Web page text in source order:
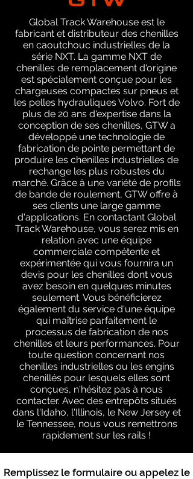
Global Track Warehouse est le
fabricant et distributeur des chenilles
en caoutchouc industrielles de la
série NXT. La gamme NXT de
chenilles de remplacement d'origine
est spécialement conçue pour les
chargeuses compactes sur pneus et
les pelles hydrauliques Volvo. Fort de
plus de 20 ans d'expertise dans la
conception de ses chenilles, GTW a
développé une technologie de
fabrication de pointe permettant de
produire les chenilles industrielles de
rechange les plus robustes du
marché. Grâce à une variété de profils
de bande de roulement, GTW offre à
ses clients une large gamme
d'applications. En contactant Global
Track Warehouse, vous serez mis en
relation avec une équipe
commerciale compétente et
expérimentée qui vous fournira un
devis pour les chenilles dont vous
avez besoin en quelques minutes
seulement. Vous bénéficierez
également du service d'une équipe
qui maîtrise parfaitement le
processus de fabrication de nos
chenilles et leurs performances. Pour
toute question concernant nos
chenilles industrielles ou les engins
chenillés pour lesquels elles sont
conçues, n'hésitez pas à nous
contacter. Avec des entrepôts situés
dans l'Idaho, l'Illinois, le New Jersey et
le Tennessee, nous vous remettrons
rapidement sur les rails !
Remplissez le formulaire ou appelez le